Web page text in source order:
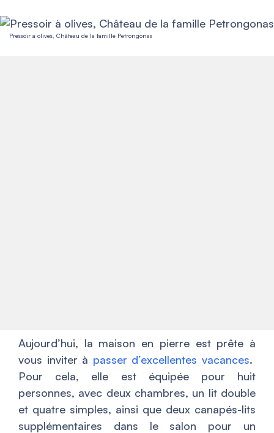
Pressoir à olives, Château de la famille Petrongonas
Aujourd’hui, la maison en pierre est prête à
vous inviter à passer d’excellentes vacances.
Pour cela, elle est équipée pour huit
personnes, avec deux chambres, un lit double
et quatre simples, ainsi que deux canapés-lits
supplémentaires dans le salon pour un